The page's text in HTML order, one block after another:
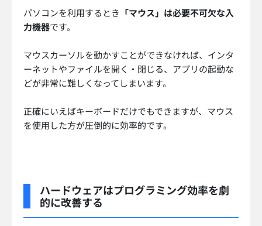
パソコンを利用するとき 「マウス」は必要不可欠な入
力機器です。
マウスカーソルを動かすことができなければ、インタ
ーネットやファイルを開く・閉じる、アプリの起動な
どが非常に難しくなってしまいます。
正確にいえばキーボードだけでもできますが、マウス
を使用した方が圧倒的に効率的です。
ハードウェアはプログラミング効率を劇
的に改善する